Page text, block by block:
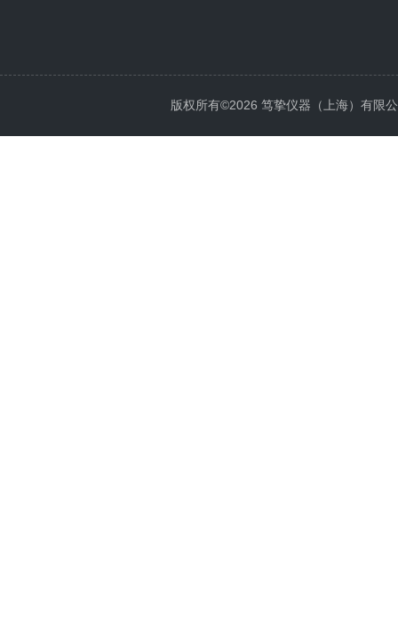
版权所有©2026 笃挚仪器（上海）有限